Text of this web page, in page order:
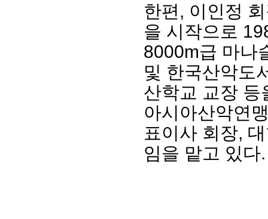
한편, 이인정
을 시작으로
8000m급 마나
및 한국산악도
산학교 교장 등
아시아산악연
표이사 회장,
임을 맡고 있다.